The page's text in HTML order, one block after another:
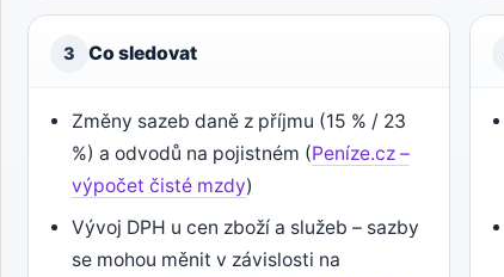
3 Co sledovat
Změny sazeb daně z příjmu (15 % / 23
%) a odvodů na pojistném (Peníze.cz –
výpočet čisté mzdy)
Vývoj DPH u cen zboží a služeb – sazby
se mohou měnit v závislosti na